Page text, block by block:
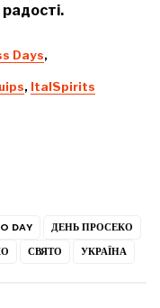
Days,
, ItalSpirits
DAY
ДЕНЬ ПРОСЕКО
СВЯТО УКРАЇНА